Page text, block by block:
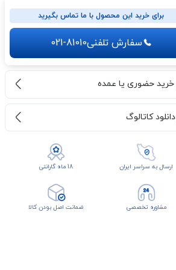
برای خرید این محصول با ما تماس بگیرید
سفارش تلفنی021-81010
خرید حضوری یا عمده
دانلود کاتالوگ
ارسال به سراسر ایران 18 ماه گارانتی
مشاوره تخصصی ضمانت اصل بودن کالا